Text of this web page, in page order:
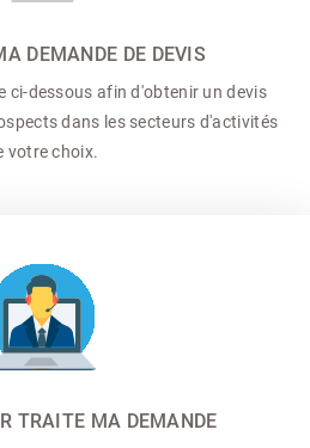
DEMANDE DE DEVIS
ci-dessous afin d'obtenir un devis
dans les secteurs d'activités
votre choix.
TRAITE MA DEMANDE